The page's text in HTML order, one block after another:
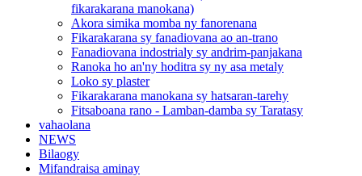
fikarakarana manokana)
Akora simika momba ny fanorenana
Fikarakarana sy fanadiovana ao an-trano
Fanadiovana indostrialy sy andrim-panjakana
Ranoka ho an'ny hoditra sy ny asa metaly
Loko sy plaster
Fikarakarana manokana sy hatsaran-tarehy
Fitsaboana rano - Lamban-damba sy Taratasy
vahaolana
NEWS
Bilaogy
Mifandraisa aminay